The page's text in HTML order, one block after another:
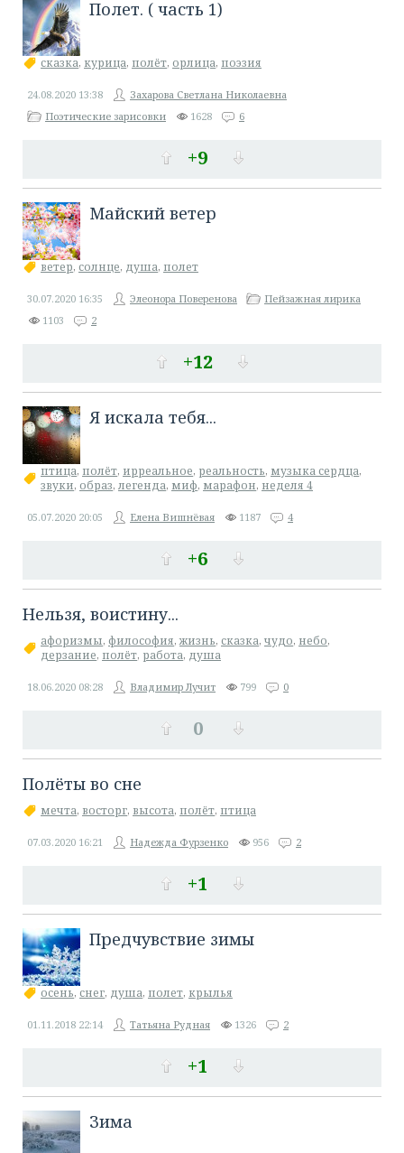
Полет. ( часть 1)
сказка, курица, полёт, орлица, поэзия
+9
24.08.2020 13:38
Захарова Светлана Николаевна
Поэтические зарисовки
1628 6
Майский ветер
ветер, солнце, душа, полет
+12
30.07.2020 16:35 Элеонора Поверенова
Пейзажная лирика
1103
2
Я искала тебя...
птица, полёт, ирреальное, реальность, музыка сердца,
звуки, образ, легенда, миф, марафон, неделя 4
+6
05.07.2020 20:05 Елена Вишнёвая 1187 4
Нельзя, воистину...
афоризмы, философия,жизнь, сказка, чудо, небо,
дерзание, полёт, работа, душа
0
18.06.2020 08:28 Владимир Лучит 799 0
Полёты во сне
мечта, восторг, высота, полёт, птица
+1
07.03.2020 16:21 Надежда Фурзенко 956 2
Предчувствие зимы
осень, снег, душа, полет, крылья
+1
01.11.2018 22:14 Татьяна Рудная 1326 2
Зима